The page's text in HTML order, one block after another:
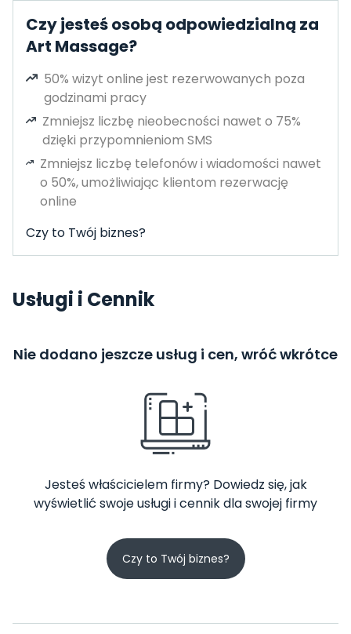
Czy jesteś osobą odpowiedzialną za
Art Massage?
50% wizyt online jest rezerwowanych poza
godzinami pracy
Zmniejsz liczbę nieobecności nawet o 75%
dzięki przypomnieniom SMS
Zmniejsz liczbę telefonów i wiadomości nawet
o 50%, umożliwiając klientom rezerwację
online
Czy to Twój biznes?
Usługi i Cennik
Nie dodano jeszcze usług i cen, wróć wkrótce
Jesteś właścicielem firmy? Dowiedz się, jak
wyświetlić swoje usługi i cennik dla swojej firmy
Czy to Twój biznes?